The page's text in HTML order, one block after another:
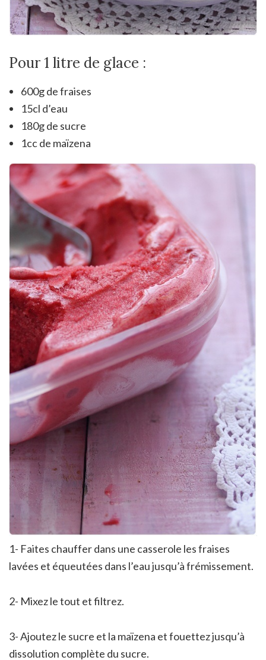
Pour 1 litre de glace :
600g de fraises
15cl d’eau
180g de sucre
1cc de maïzena
1- Faites chauffer dans une casserole les fraises
lavées et équeutées dans l’eau jusqu’à frémissement.
2- Mixez le tout et filtrez.
3- Ajoutez le sucre et la maïzena et fouettez jusqu’à
dissolution complète du sucre.